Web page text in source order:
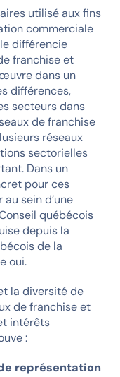
utilisé aux fins
commerciale
différencie
franchise et
dans un
différences,
secteurs dans
de franchise
réseaux
sectorielles
Dans un
pour ces
sein d’une
québécois
depuis la
de la
oui.
la diversité de
de franchise et
intérêts
:
représentation